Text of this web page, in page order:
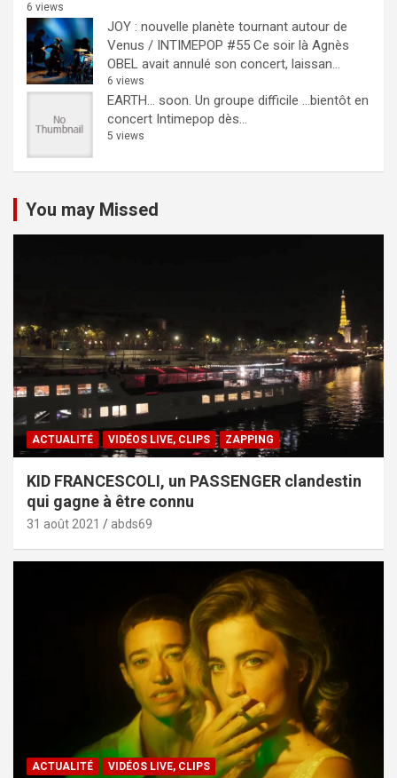
6 views
JOY : nouvelle planète tournant autour de
Venus / INTIMEPOP #55 Ce soir là Agnès
OBEL avait annulé son concert, laissan...
6 views
EARTH… soon. Un groupe difficile ...bientôt en
concert Intimepop dès...
5 views
You may Missed
ACTUALITÉ VIDÉOS LIVE, CLIPS ZAPPING
KID FRANCESCOLI, un PASSENGER clandestin
qui gagne à être connu
31 août 2021 abds69
ACTUALITÉ VIDÉOS LIVE, CLIPS